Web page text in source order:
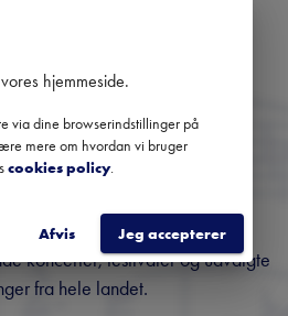
at se tidligere koncerter
største
om klassisk
koncerter, festivaler og udvalgte
fra hele landet.
hjemmeside.
via dine browserindstillinger på
mere om hvordan vi bruger
cookies policy.
Afvis Jeg accepterer